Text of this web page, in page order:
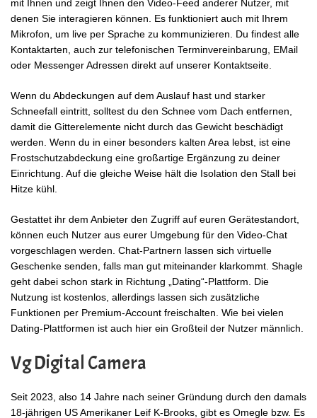
mit Ihnen und zeigt Ihnen den Video-Feed anderer Nutzer, mit
denen Sie interagieren können. Es funktioniert auch mit Ihrem
Mikrofon, um live per Sprache zu kommunizieren. Du findest alle
Kontaktarten, auch zur telefonischen Terminvereinbarung, EMail
oder Messenger Adressen direkt auf unserer Kontaktseite.
Wenn du Abdeckungen auf dem Auslauf hast und starker
Schneefall eintritt, solltest du den Schnee vom Dach entfernen,
damit die Gitterelemente nicht durch das Gewicht beschädigt
werden. Wenn du in einer besonders kalten Area lebst, ist eine
Frostschutzabdeckung eine großartige Ergänzung zu deiner
Einrichtung. Auf die gleiche Weise hält die Isolation den Stall bei
Hitze kühl.
Gestattet ihr dem Anbieter den Zugriff auf euren Gerätestandort,
können euch Nutzer aus eurer Umgebung für den Video-Chat
vorgeschlagen werden. Chat-Partnern lassen sich virtuelle
Geschenke senden, falls man gut miteinander klarkommt. Shagle
geht dabei schon stark in Richtung „Dating“-Plattform. Die
Nutzung ist kostenlos, allerdings lassen sich zusätzliche
Funktionen per Premium-Account freischalten. Wie bei vielen
Dating-Plattformen ist auch hier ein Großteil der Nutzer männlich.
Vg Digital Camera
Seit 2023, also 14 Jahre nach seiner Gründung durch den damals
18-jährigen US Amerikaner Leif K-Brooks, gibt es Omegle bzw. Es